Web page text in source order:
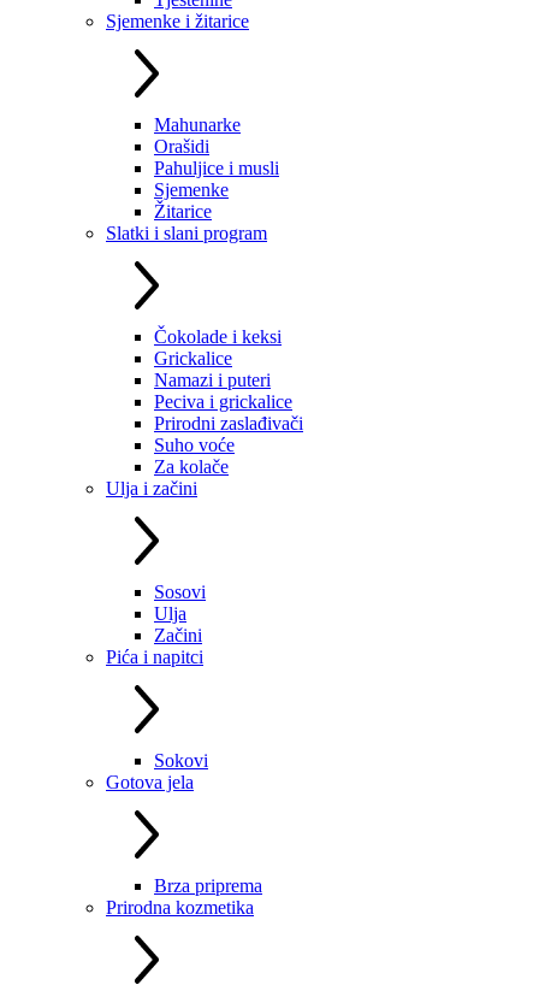
Sjemenke i žitarice
Mahunarke
Orašidi
Pahuljice i musli
Sjemenke
Žitarice
Slatki i slani program
Čokolade i keksi
Grickalice
Namazi i puteri
Peciva i grickalice
Prirodni zaslađivači
Suho voće
Za kolače
Ulja i začini
Sosovi
Ulja
Začini
Pića i napitci
Sokovi
Gotova jela
Brza priprema
Prirodna kozmetika